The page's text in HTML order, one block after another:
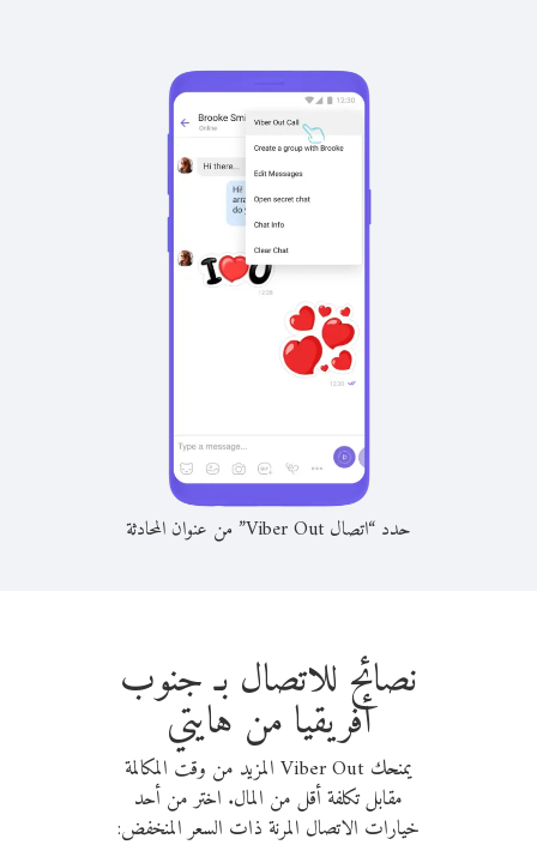
حدد “اتصال Viber Out” من عنوان المحادثة
نصائح للاتصال بـ جنوب
أفريقيا من هايتي
يمنحك Viber Out المزيد من وقت المكالمة
مقابل تكلفة أقل من المال. اختر من أحد
خيارات الاتصال المرنة ذات السعر المنخفض: